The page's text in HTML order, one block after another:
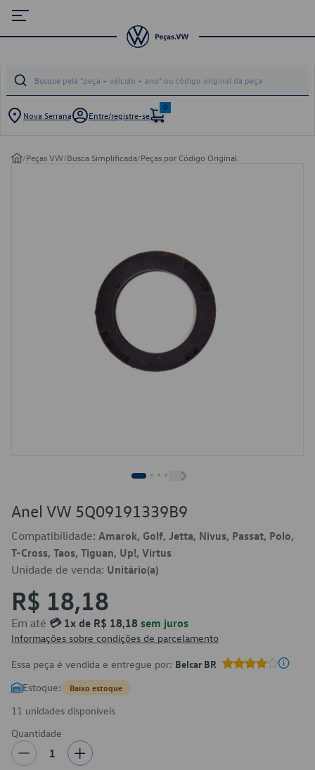
Nova Serrana Entre/registre-se
0
/Peças VW/Busca Simplificada/Peças por Código Original
Anel VW 5Q09191339B9
Compatibilidade: Amarok, Golf, Jetta, Nivus, Passat, Polo,
T-Cross, Taos, Tiguan, Up!, Virtus
Unidade de venda: Unitário(a)
R$ 18,18
Em até 💳 1x de R$ 18,18 sem juros
Informações sobre condições de parcelamento
Essa peça é vendida e entregue por: Belcar BR
Estoque: Baixo estoque
11 unidades disponíveis
Quantidade
1